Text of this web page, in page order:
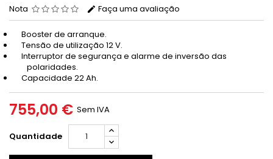
Nota Faça uma avaliação
Booster de arranque.
Tensão de utilização 12 V.
Interruptor de segurança e alarme de inversão das
polaridades.
Capacidade 22 Ah.
755,00 € Sem IVA
Quantidade